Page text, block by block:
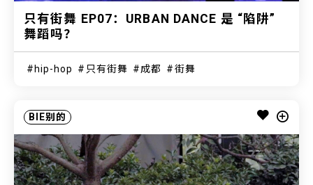
只有街舞 EP07：URBAN DANCE 是 “陷阱”
舞蹈吗？
hip-hop 只有街舞 成都 街舞
BIE别的